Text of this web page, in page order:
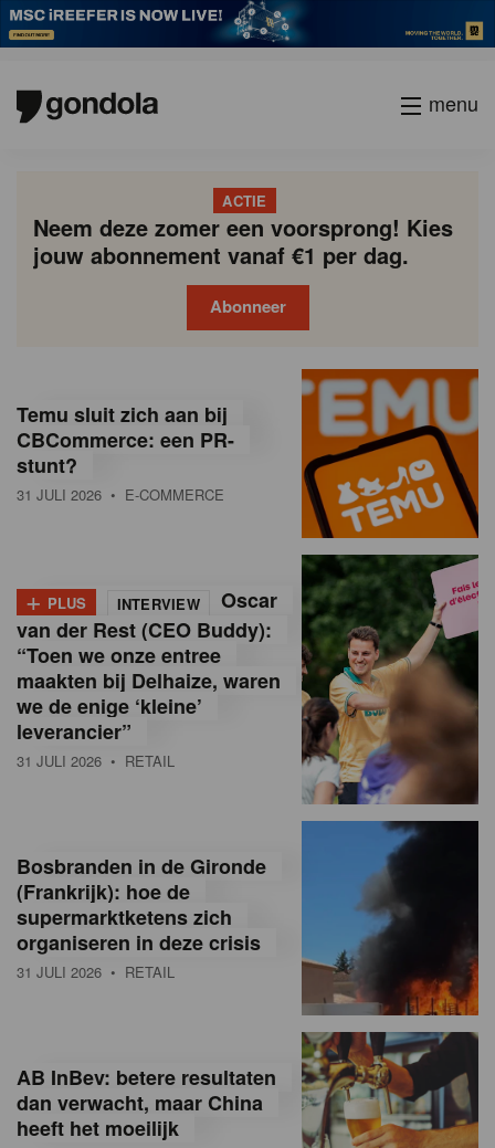
menu
ACTIE
Neem deze zomer een voorsprong! Kies
jouw abonnement vanaf €1 per dag.
Abonneer
o
n
d
a
M
a
g
a
n
e
Temu sluit zich aan bij
CBCommerce: een PR-
stunt?
31 JULI 2026 • E-COMMERCE
+ PLUS INTERVIEW
Oscar
van der Rest (CEO Buddy):
“Toen we onze entree
maakten bij Delhaize, waren
we de enige ‘kleine’
leverancier”
31 JULI 2026 • RETAIL
Bosbranden in de Gironde
(Frankrijk): hoe de
supermarktketens zich
organiseren in deze crisis
31 JULI 2026 • RETAIL
AB InBev: betere resultaten
dan verwacht, maar China
heeft het moeilijk